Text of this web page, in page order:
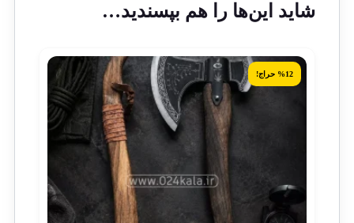
شاید این‌ها را هم بپسندید…
%12 حراج!